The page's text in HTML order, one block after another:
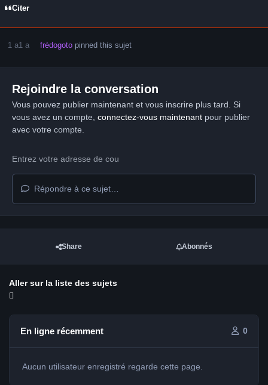
Citer
1 a1 a frédogotopinned this sujet
Rejoindre la conversation
Vous pouvez publier maintenant et vous inscrire plus tard. Si
vous avez un compte, connectez-vous maintenantpour publier
avec votre compte.
Répondre à ce sujet…
Share Abonnés
Aller sur la liste des sujets
En ligne récemment 0
Aucun utilisateur enregistré regarde cette page.